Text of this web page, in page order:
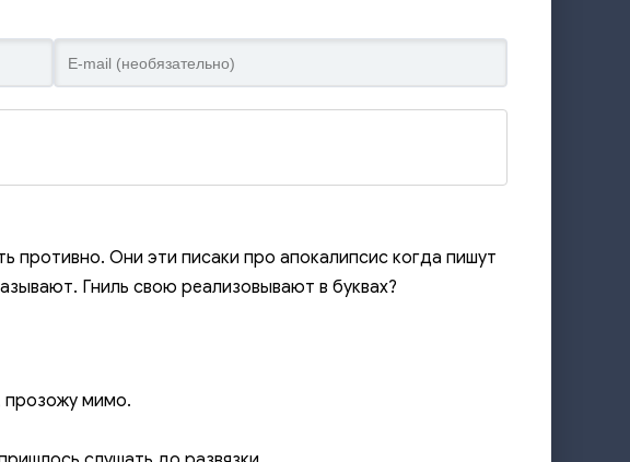
противно. Они эти писаки про апокалипсис когда пишут
Гниль свою реализовывают в буквах?
прозожу мимо.